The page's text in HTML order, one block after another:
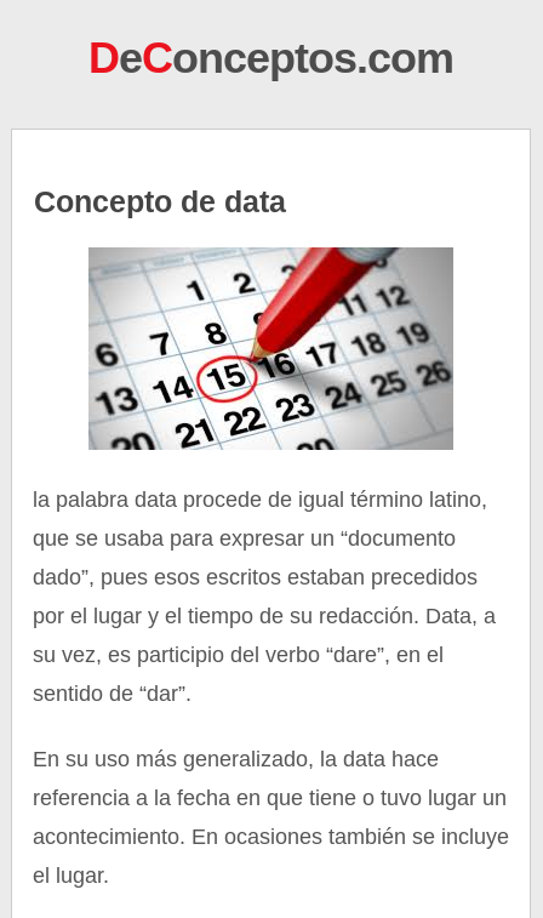
DeConceptos.com
Concepto de data
la palabra data procede de igual término latino,
que se usaba para expresar un “documento
dado”, pues esos escritos estaban precedidos
por el lugar y el tiempo de su redacción. Data, a
su vez, es participio del verbo “dare”, en el
sentido de “dar”.
En su uso más generalizado, la data hace
referencia a la fecha en que tiene o tuvo lugar un
acontecimiento. En ocasiones también se incluye
el lugar.